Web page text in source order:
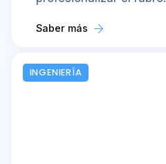
Saber más
INGENIERÍA